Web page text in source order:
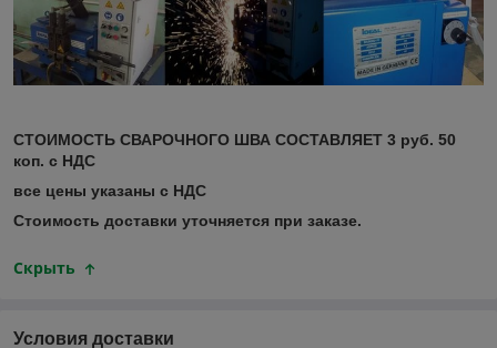
СТОИМОСТЬ СВАРОЧНОГО ШВА СОСТАВЛЯЕТ 3 руб. 50
коп. с НДС
все цены указаны с НДС
Стоимость доставки уточняется при заказе.
Скрыть
Условия доставки